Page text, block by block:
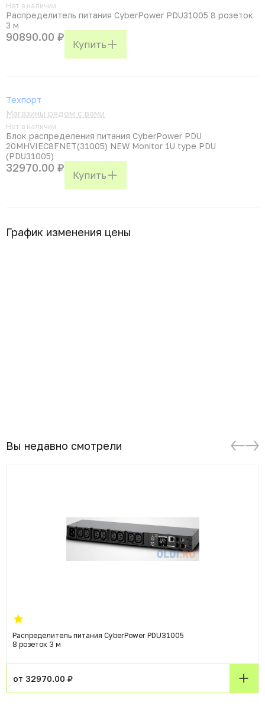
Нет в наличии
Распределитель питания CyberPower PDU31005 8 розеток
3 м
90890.00 ₽
Купить
Техпорт
Магазины рядом с вами
Нет в наличии
Блок распределения питания CyberPower PDU
20MHVIEC8FNET(31005) NEW Monitor 1U type PDU
(PDU31005)
32970.00 ₽
Купить
График изменения цены
Вы недавно смотрели
Распределитель питания CyberPower PDU31005
8 розеток 3 м
от 32970.00 ₽